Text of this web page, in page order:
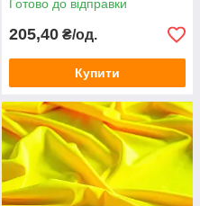
Готово до відправки
205,40 ₴/од.
Купити